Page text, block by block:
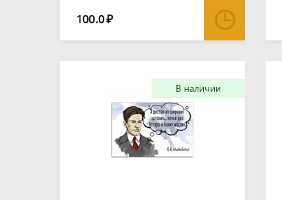
100.0₽
В наличии